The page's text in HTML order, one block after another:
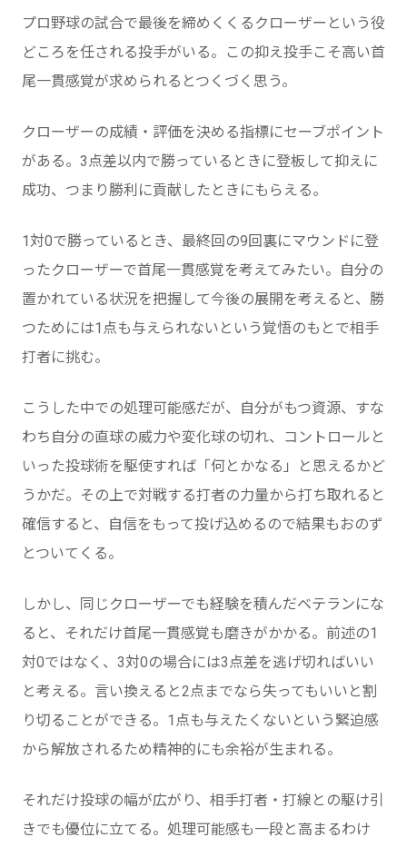
プロ野球の試合で最後を締めくくるクローザーという役
どころを任される投手がいる。この抑え投手こそ高い首
尾一貫感覚が求められるとつくづく思う。
クローザーの成績・評価を決める指標にセーブポイント
がある。3点差以内で勝っているときに登板して抑えに
成功、つまり勝利に貢献したときにもらえる。
1対0で勝っているとき、最終回の9回裏にマウンドに登
ったクローザーで首尾一貫感覚を考えてみたい。自分の
置かれている状況を把握して今後の展開を考えると、勝
つためには1点も与えられないという覚悟のもとで相手
打者に挑む。
こうした中での処理可能感だが、自分がもつ資源、すな
わち自分の直球の威力や変化球の切れ、コントロールと
いった投球術を駆使すれば「何とかなる」と思えるかど
うかだ。その上で対戦する打者の力量から打ち取れると
確信すると、自信をもって投げ込めるので結果もおのず
とついてくる。
しかし、同じクローザーでも経験を積んだベテランにな
ると、それだけ首尾一貫感覚も磨きがかかる。前述の1
対0ではなく、3対0の場合には3点差を逃げ切ればいい
と考える。言い換えると2点までなら失ってもいいと割
り切ることができる。1点も与えたくないという緊迫感
から解放されるため精神的にも余裕が生まれる。
それだけ投球の幅が広がり、相手打者・打線との駆け引
きでも優位に立てる。処理可能感も一段と高まるわけ